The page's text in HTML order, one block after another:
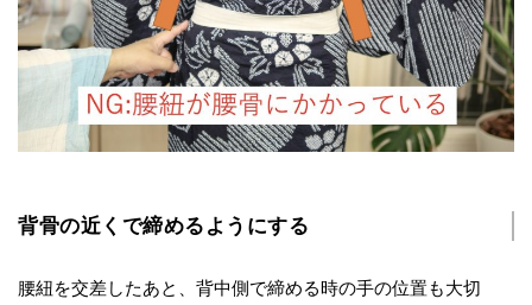
背骨の近くで締めるようにする
腰紐を交差したあと、背中側で締める時の手の位置も大切